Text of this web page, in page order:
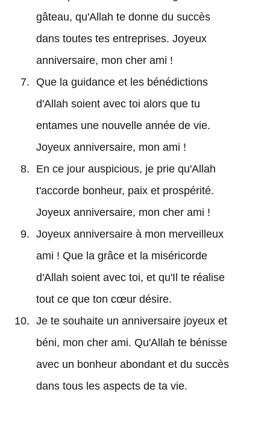
gâteau, qu'Allah te donne du succès
dans toutes tes entreprises. Joyeux
anniversaire, mon cher ami !
Que la guidance et les bénédictions
d'Allah soient avec toi alors que tu
entames une nouvelle année de vie.
Joyeux anniversaire, mon ami !
En ce jour auspicious, je prie qu'Allah
t'accorde bonheur, paix et prospérité.
Joyeux anniversaire, mon cher ami !
Joyeux anniversaire à mon merveilleux
ami ! Que la grâce et la miséricorde
d'Allah soient avec toi, et qu'Il te réalise
tout ce que ton cœur désire.
Je te souhaite un anniversaire joyeux et
béni, mon cher ami. Qu'Allah te bénisse
avec un bonheur abondant et du succès
dans tous les aspects de ta vie.